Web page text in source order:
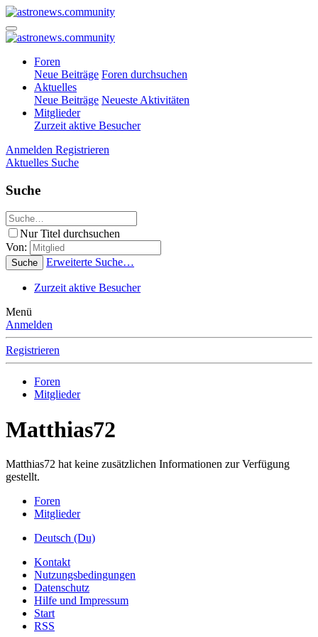
Foren
Neue Beiträge Foren durchsuchen
Aktuelles
Neue Beiträge Neueste Aktivitäten
Mitglieder
Zurzeit aktive Besucher
Anmelden Registrieren
Aktuelles Suche
Suche
Nur Titel durchsuchen
Von:
Suche Erweiterte Suche…
Zurzeit aktive Besucher
Menü
Anmelden
Registrieren
Foren
Mitglieder
Matthias72
Matthias72 hat keine zusätzlichen Informationen zur Verfügung
gestellt.
Foren
Mitglieder
Deutsch (Du)
Kontakt
Nutzungsbedingungen
Datenschutz
Hilfe und Impressum
Start
RSS